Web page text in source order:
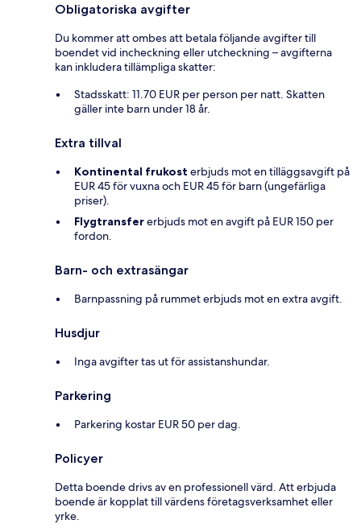
Obligatoriska avgifter
Du kommer att ombes att betala följande avgifter till
boendet vid incheckning eller utcheckning – avgifterna
kan inkludera tillämpliga skatter:
Stadsskatt: 11.70 EUR per person per natt. Skatten
gäller inte barn under 18 år.
Extra tillval
Kontinental frukost erbjuds mot en tilläggsavgift på
EUR 45 för vuxna och EUR 45 för barn (ungefärliga
priser).
Flygtransfererbjuds mot en avgift på EUR 150 per
fordon.
Barn- och extrasängar
Barnpassning på rummet erbjuds mot en extra avgift.
Husdjur
Inga avgifter tas ut för assistanshundar.
Parkering
Parkering kostar EUR 50 per dag.
Policyer
Detta boende drivs av en professionell värd. Att erbjuda
boende är kopplat till värdens företagsverksamhet eller
yrke.